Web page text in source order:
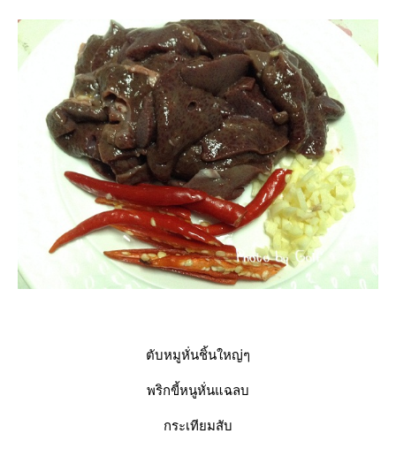
ตับหมูหั่นชิ้นใหญ่ๆ
พริกขี้หนูหั่นแฉลบ
กระเทียมสับ